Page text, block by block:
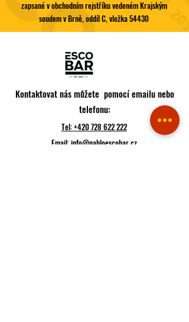
zapsané v obchodním rejstříku vedeném Krajským
soudem v Brně, oddíl C, vložka 54430
Kontaktovat nás můžete pomocí emailu nebo
telefonu:
Tel:+420 728 622 222
Email:info@pabloescobar.cz